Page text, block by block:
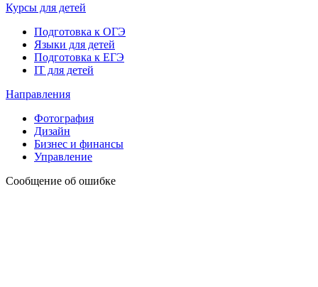
Курсы для детей
Подготовка к ОГЭ
Языки для детей
Подготовка к ЕГЭ
IT для детей
Направления
Фотография
Дизайн
Бизнес и финансы
Управление
Сообщение об ошибке